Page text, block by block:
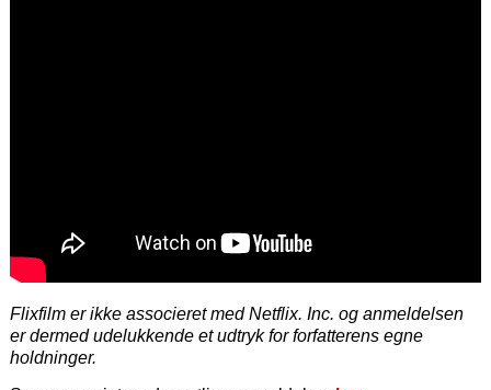
Flixfilm er ikke associeret med Netflix. Inc. og anmeldelsen
er dermed udelukkende et udtryk for forfatterens egne
holdninger.